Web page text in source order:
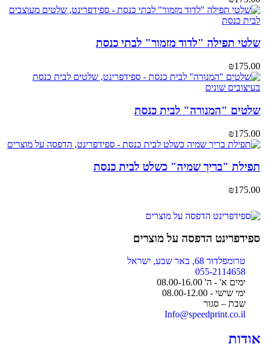
שלטי תפילה "לדוד מזמור" לבתי כנסת
₪175.00
שלטים "המנורה" לבית כנסת
₪175.00
תפילת "בריך שמיה" כשלט לבית כנסת
₪175.00
ספידפרינט הדפסה על מוצרים
טרומפלדור 68, באר שבע, ישראל
055-2114658
ימים א' - ה' 08.00-16.00
ימי שישי - 08.00-12.00
שבת – סגור
Info@speedprint.co.il
אודות